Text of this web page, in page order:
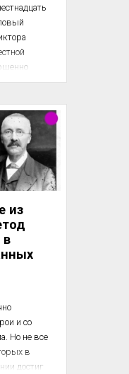
язык.
такая
И как
понять
этом чужом
пят...
из
в
и со
Но не все
в
достиг